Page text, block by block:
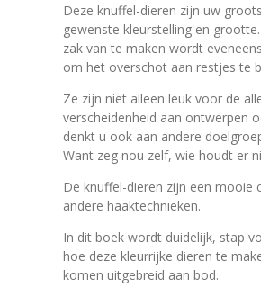
Deze knuffel-dieren zijn uw
gewenste kleurstelling en
zak van te maken wordt
om het overschot aan restjes te
Ze zijn niet alleen leuk voor de
verscheidenheid aan ontwerpen
denkt u ook aan andere
Want zeg nou zelf, wie houdt er
De knuffel-dieren zijn een
andere haaktechnieken.
In dit boek wordt duidelijk, stap
hoe deze kleurrijke dieren te
komen uitgebreid aan bod.